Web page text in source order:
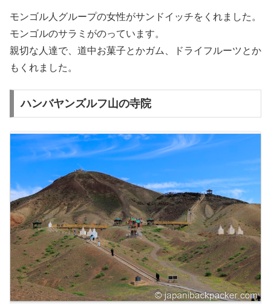
モンゴル人グループの女性がサンドイッチをくれました。
モンゴルのサラミがのっています。
親切な人達で、道中お菓子とかガム、ドライフルーツとか
もくれました。
ハンバヤンズルフ山の寺院